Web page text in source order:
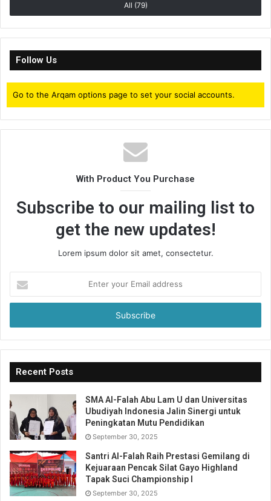
All (79)
Follow Us
Go to the Arqam options page to set your social accounts.
With Product You Purchase
Subscribe to our mailing list to
get the new updates!
Lorem ipsum dolor sit amet, consectetur.
your
Email
Recent Posts
SMA Al-Falah Abu Lam U dan Universitas
Ubudiyah Indonesia Jalin Sinergi untuk
Peningkatan Mutu Pendidikan
September 30, 2025
Santri Al-Falah Raih Prestasi Gemilang di
Kejuaraan Pencak Silat Gayo Highland
Tapak Suci Championship I
September 30, 2025